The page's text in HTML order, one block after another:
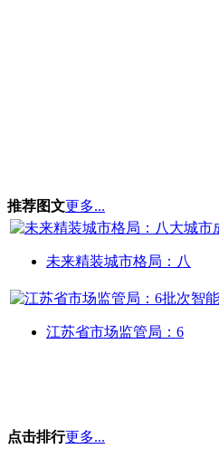
推荐图文更多...
未来精装城市格局：八
江苏省市场监管局：6
点击排行更多...